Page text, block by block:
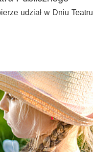
udział w Dniu Teatru